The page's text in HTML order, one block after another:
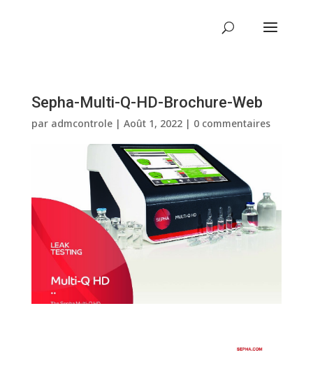
Sepha-Multi-Q-HD-Brochure-Web
par admcontrole| Août 1, 2022| 0 commentaires